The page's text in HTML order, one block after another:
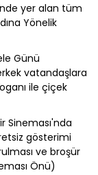
yer alan tüm
Yönelik
Günü
vatandaşlara
ile çiçek
Sineması'nda
gösterimi
ve broşür
Önü)